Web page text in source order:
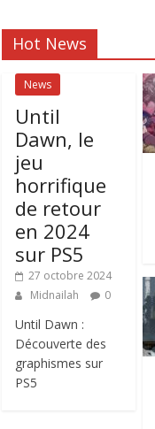
Hot News
News
Until
Dawn, le
jeu
horrifique
de retour
en 2024
sur PS5
27 octobre 2024
Midnailah
0
Until Dawn :
Découverte des
graphismes sur
PS5